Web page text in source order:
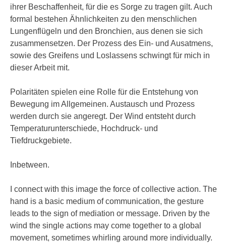
ihrer Beschaffenheit, für die es Sorge zu tragen gilt. Auch
formal bestehen Ähnlichkeiten zu den menschlichen
Lungenflügeln und den Bronchien, aus denen sie sich
zusammensetzen. Der Prozess des Ein- und Ausatmens,
sowie des Greifens und Loslassens schwingt für mich in
dieser Arbeit mit.
Polaritäten spielen eine Rolle für die Entstehung von
Bewegung im Allgemeinen. Austausch und Prozess
werden durch sie angeregt. Der Wind entsteht durch
Temperaturunterschiede, Hochdruck- und
Tiefdruckgebiete.
Inbetween.
I connect with this image the force of collective action. The
hand is a basic medium of communication, the gesture
leads to the sign of mediation or message. Driven by the
wind the single actions may come together to a global
movement, sometimes whirling around more individually.